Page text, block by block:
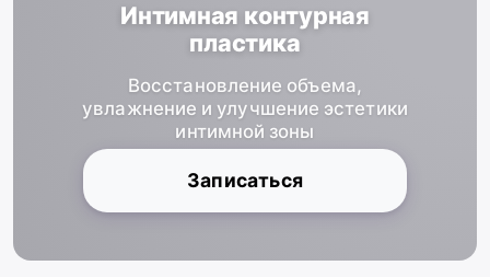
Интимная контурная
пластика
Восстановление объема,
увлажнение и улучшение эстетики
интимной зоны
Записаться